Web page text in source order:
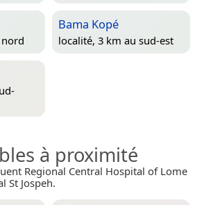
Bama Kopé
localité, 3 km au sud-est
à proximité
Regional Central Hospital of Lome
St Jospeh.